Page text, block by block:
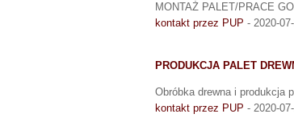
MONTAŻ PALET/PRACE
kontakt przez PUP - 2020-
PRODUKCJA PALET
Obróbka drewna i produkcja
kontakt przez PUP - 2020-